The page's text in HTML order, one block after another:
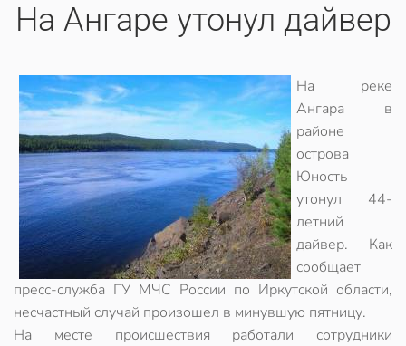
На Ангаре утонул дайвер
На реке
Ангара в
районе
острова
Юность
утонул 44-
летний
дайвер. Как
сообщает
пресс-служба ГУ МЧС России по Иркутской области,
несчастный случай произошел в минувшую пятницу.
На месте происшествия работали сотрудники